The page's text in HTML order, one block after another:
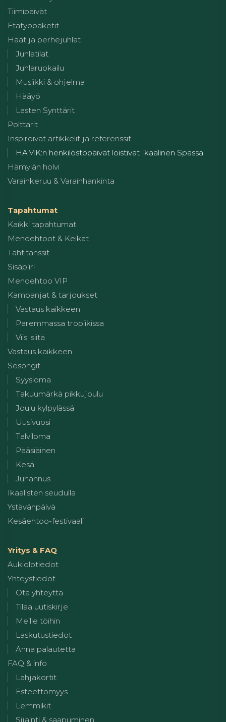
Tiimipäivät
Etätyöpaketit
Häät ja perhejuhlat
Juhlatilat
Juhlaruokailu
Musiikki & ohjelma
Hääyö
Lasten Synttärit
Polttarit
Inspiroivat artikkelit ja referenssit
HAMK:n henkilöstöpäivät loistivat Ikaalinen Spassa
Hämylän holvi
Varainkeruu & Varainhankinta
Tapahtumat
Kaikki tapahtumat
Menoehtoot & Keikat
Tähtitanssit
Sisäpiiri
Menoehtoo VIP
Kampanjat & tarjoukset
Vastaus kaikkeen
Paremmassa tropiikissa
Viis' siitä
Vastaus kaikkeen
Sesongit
Syysloma
Takuumärkä pikkujoulu
Joulu kylpylässä
Uusivuosi
Talviloma
Pääsiäinen
Kesä
Juhannus
Ikaalisten seudulla
Ystävänpäivä
Kesäehtoo-festivaali
Yritys & FAQ
Aukiolotiedot
Yhteystiedot
Ota yhteyttä
Tilaa uutiskirje
Meille töihin
Laskutustiedot
Anna palautetta
FAQ & info
Lahjakortit
Esteettömyys
Lemmikit
Sijainti & saapuminen